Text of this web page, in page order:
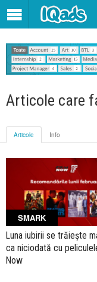
Articole care
Articole Info
SMARK
Luna iubirii se trăiește
ca niciodată cu
Now